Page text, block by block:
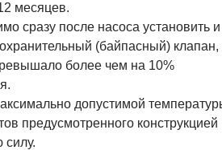
месяцев.
сразу после насоса установить и
(байпасный) клапан,
более чем на 10%
допустимой
предусмотренного конструкцией
силу.